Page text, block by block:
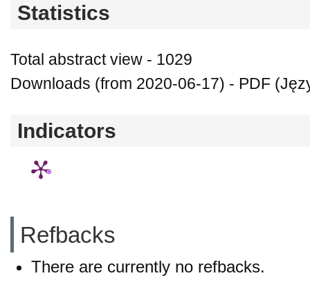
Statistics
Total abstract view - 1029
Downloads (from 2020-06-17) - PDF
Indicators
Refbacks
There are currently no refbacks.